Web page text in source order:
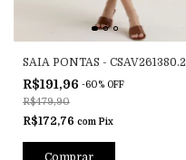
SAIA PONTAS - CSAV261380.2
R$191,96 -60% OFF
R$479,90
R$172,76 com Pix
Comprar